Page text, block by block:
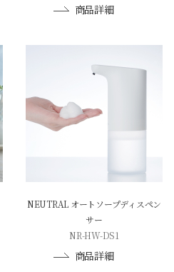
商品詳細
NEUTRAL オートソープディスペン
サー
NR-HW-DS1
商品詳細